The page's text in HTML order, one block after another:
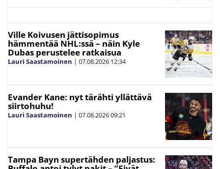
Ville Koivusen jättisopimus
hämmentää NHL:ssä – näin Kyle
Dubas perustelee ratkaisua
Lauri Saastamoinen | 07.08.2026 12:34
Evander Kane: nyt tärähti yllättävä
siirtohuhu!
Lauri Saastamoinen | 07.08.202609:21
Tampa Bayn supertähden paljastus: